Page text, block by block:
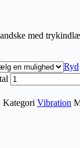
med
Ryd
Kategori Vibration